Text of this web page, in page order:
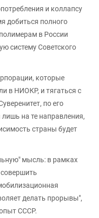
и коллапсу
добиться полного
в России
систему Советского
которые
в НИОКР, и тягаться с
по его
на те направления,
страны будет
мысль: в рамках
делать прорывы",
СССР.